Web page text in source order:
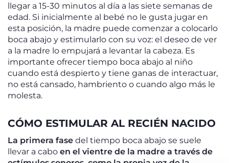
llegar a 15-30 minutos al día a las siete semanas de
edad. Si inicialmente al bebé no le gusta jugar en
esta posición, la madre puede comenzar a colocarlo
boca abajo y estimularlo con su voz: el deseo de ver
a la madre lo empujará a levantar la cabeza. Es
importante ofrecer tiempo boca abajo al niño
cuando está despierto y tiene ganas de interactuar,
no está cansado, hambriento o cuando algo más le
molesta.
CÓMO ESTIMULAR AL RECIÉN NACIDO
La primera fase del tiempo boca abajo se suele
llevar a cabo en el vientre de la madre a través de